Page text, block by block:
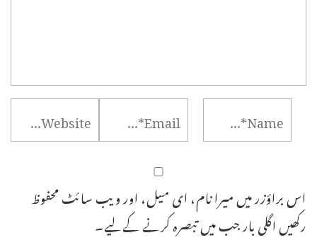
اس براؤزر میں میرا نام، ای میل، اور ویب سائٹ محفوظ
رکھیں اگلی بار جب میں تبصرہ کرنے کےلیے۔